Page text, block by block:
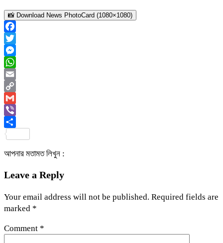
📸 Download News PhotoCard (1080×1080)
Facebook
Twitter
Messenger
WhatsApp
Email
Copy
Link
Gmail
Viber
আপনার মতামত লিখুন :
Leave a Reply
Your email address will not be published. Required fields are
marked *
Comment *